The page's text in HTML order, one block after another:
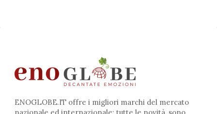
ENOGLOBE.IT offre i migliori marchi del mercato